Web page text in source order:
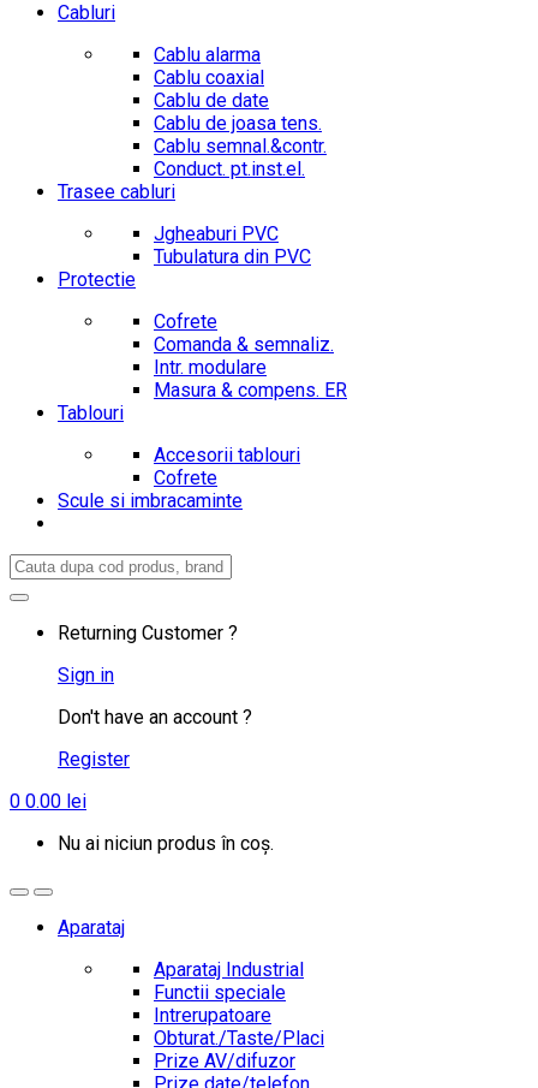
Cabluri
Cablu alarma
Cablu coaxial
Cablu de date
Cablu de joasa tens.
Cablu semnal.&contr.
Conduct. pt.inst.el.
Trasee cabluri
Jgheaburi PVC
Tubulatura din PVC
Protectie
Cofrete
Comanda & semnaliz.
Intr. modulare
Masura & compens. ER
Tablouri
Accesorii tablouri
Cofrete
Scule si imbracaminte
Search
Returning Customer ?
Sign in
Don't have an account ?
Register
0 0.00 lei
Nu ai niciun produs în coș.
Aparataj
Aparataj Industrial
Functii speciale
Intrerupatoare
Obturat./Taste/Placi
Prize AV/difuzor